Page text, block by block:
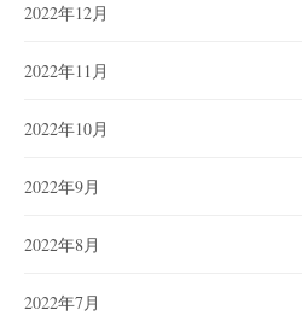
2022年12月
2022年11月
2022年10月
2022年9月
2022年8月
2022年7月